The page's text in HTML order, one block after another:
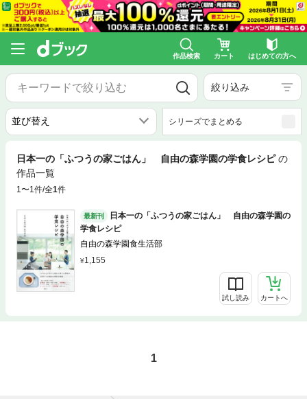
作品検索 カート はじめての方へ
絞り込み
シリーズでまとめる
日本一の「ふつうの家ごはん」 自由の森学園の学食レシピ の
作品一覧
1〜1件/全1件
最新刊
日本一の「ふつうの家ごはん」 自由の森学園の
学食レシピ
自由の森学園食生活部
1,155
試し読み カートへ
1